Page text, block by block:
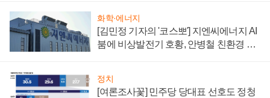
화학·에너지
[김민정 기자의 '코스뽀'] 지엔씨에너지 AI
붐에 비상발전기 호황, 안병철 친환경 에
정치
[여론조사꽃] 민주당 당대표 선호도 정청